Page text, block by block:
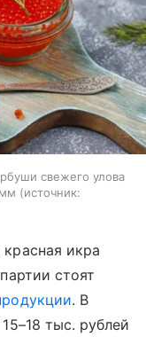
свежего улова
источник:
икра
стоят
. В
тыс. рублей